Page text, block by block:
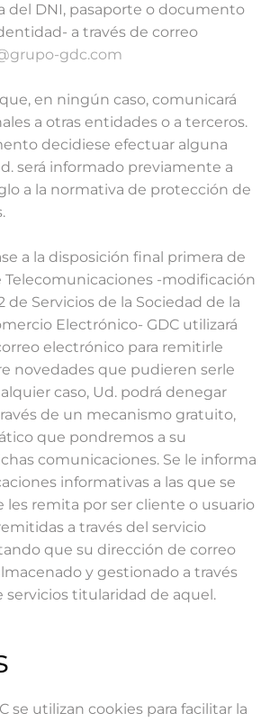
del DNI, pasaporte o documento
a través de correo
gdc.com
en ningún caso, comunicará
a otras entidades o a terceros.
decidiese efectuar alguna
será informado previamente a
a la normativa de protección de
a la disposición final primera de
Telecomunicaciones -modificación
de Servicios de la Sociedad de la
Electrónico- GDC utilizará
electrónico para remitirle
novedades que pudieren serle
caso, Ud. podrá denegar
de un mecanismo gratuito,
que pondremos a su
comunicaciones. Se le informa
informativas a las que se
les remita por ser cliente o usuario
a través del servicio
que su dirección de correo
y gestionado a través
servicios titularidad de aquel.
se utilizan cookies para facilitar la